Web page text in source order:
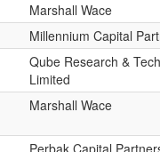
Marshall Wace
Millennium Capital
Qube Research &
Limited
Marshall Wace
Perbak Capital